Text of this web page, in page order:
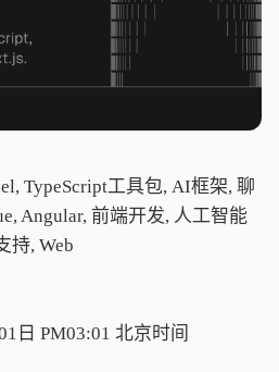
TypeScript工具包, AI框架, 聊
Angular, 前端开发, 人工智能
持, Web
日 PM03:01 北京时间
北京时间